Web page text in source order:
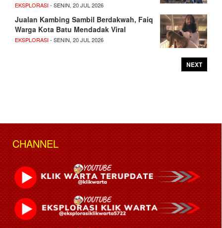
EKSPLORASI- SENIN, 20 JUL 2026
Jualan Kambing Sambil Berdakwah, Faiq
Warga Kota Batu Mendadak Viral
EKSPLORASI- SENIN, 20 JUL 2026
NEXT
CHANNEL